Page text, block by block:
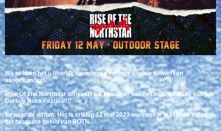
We hebben het u uiterlijk vanmorgen op onze sociale netwerken
aangekondigd.
Rise Of The Northstar arriveert als headliner van het buitenpodium van het
Durbuy Rock Festival!!!
Bewaar de datum. Het is vrijdag 12 mei 2023 wanneer je je ki voelt trillen op
het hardcore geluid van ROTN.